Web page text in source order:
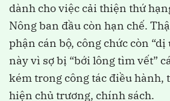
dành cho việc cải thiện thứ
Nông ban đầu còn hạn chế.
phận cán bộ, công chức còn “dị
này vì sợ bị “bới lông tìm vết”
kém trong công tác điều hành,
hiện chủ trương, chính sách.